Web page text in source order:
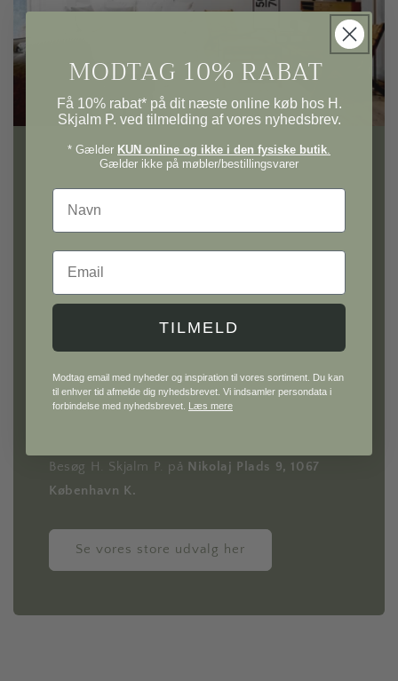
H. Skjalm P.
Gå på opdagelse i vores univers af møbler og
interiør til hele hjemmet.
Hos H. Skjalm P. finder du alt fra knager, lamper
inspirerende bøger. Udforsk også vores GOTS
materialer — og gå ikke glip af køkkenafdelingen
med eksklusivt køkkengrej og smukke detaljer
Besøg H. Skjalm P. på Nikolaj Plads 9, 1067
København K.
Se vores store udvalg her
MODTAG 10% RABAT
Få 10% rabat* på dit næste online køb hos H.
Skjalm P. ved tilmelding af vores nyhedsbrev.
* Gælder KUN online og ikke i den fysiske butik
Gælder ikke på møbler/bestillingsvarer
Navn
Email
TILMELD
Modtag email med nyheder og inspiration til vores sortiment. Du kan
til enhver tid afmelde dig nyhedsbrevet. Vi indsamler persondata i
forbindelse med nyhedsbrevet. Læs mere